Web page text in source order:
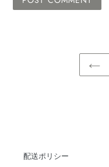
配送ポリシー